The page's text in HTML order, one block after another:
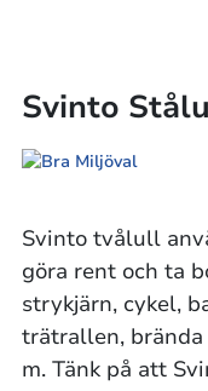
Svinto
Svinto tvålull
göra rent och ta
strykjärn, cykel,
trätrallen,
m. Tänk på att